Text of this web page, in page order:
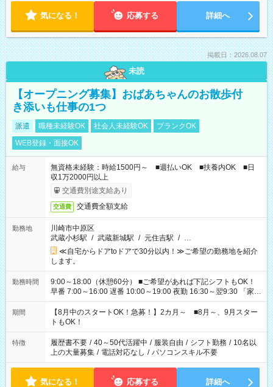
気になる！ 応募する 詳細へ
掲載日：2026.08.07
未読
【オープニング募集】おばあちゃんのお散歩付
き添いも仕事の1つ
派遣 職種未経験OK 社会人未経験OK
ブランクOK
WEB登録・面接OK
給与
無資格未経験：時給1500円～ ■週払いOK ■扶養内OK ■日
収1万2000円以上
交通費別途支給あり
交通費 交通費全額支給
勤務地
川崎市中原区
武蔵小杉駅 / 武蔵新城駅 / 元住吉駅 / …
≪自宅からドアtoドアで30分以内！≫ご希望の勤務地を紹介
します。
勤務時間
9:00～18:00（休憩60分） ■ご希望があれば下記シフトもOK！
早番 7:00～16:00 遅番 10:00～19:00 夜勤 16:30～翌9:30 「家族
と休みを合わせたい」 「余裕を持って夕飯の準備がしたい」
「できれば残業はしたくない」 など、ご希望を教えてください
ね。 ※Wワーク希望の方へ 今ご覧のお仕事で希望する勤務時間
と、もう1つのお仕事の勤務時間。 合計で週40時間を超える場
合は応募できません。
期間
【8月中のスタートOK！急募！】2カ月～ ■8月～、9月スター
トもOK！
特徴 履歴書不要 / 40～50代活躍中 / 服装自由 / シフト勤務 / 10名以
上の大量募集 / 電話対応なし / パソコンスキル不要
気になる！ 応募する 詳細へ